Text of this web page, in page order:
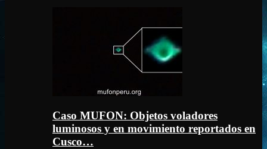
Caso MUFON: Objetos voladores
luminosos y en movimiento reportados en
Cusco…